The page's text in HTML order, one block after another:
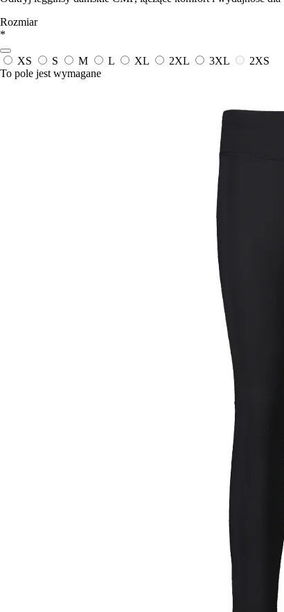
Rozmiar
*
XS S M L XL 2XL 3XL
2XS
To pole jest wymagane